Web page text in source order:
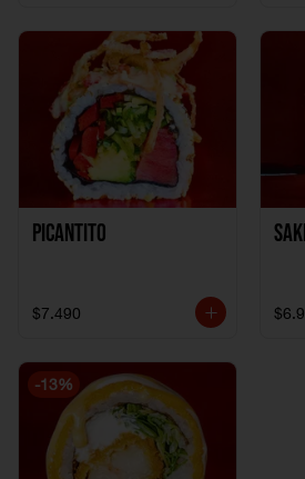
Picantito
$7.490
-13%